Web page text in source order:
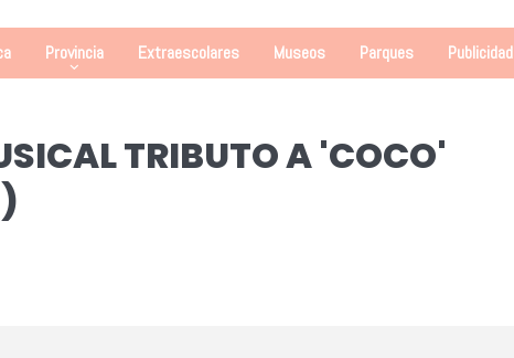
Provincia Extraescolares Museos Parques Publicidad
TRIBUTO A 'COCO'